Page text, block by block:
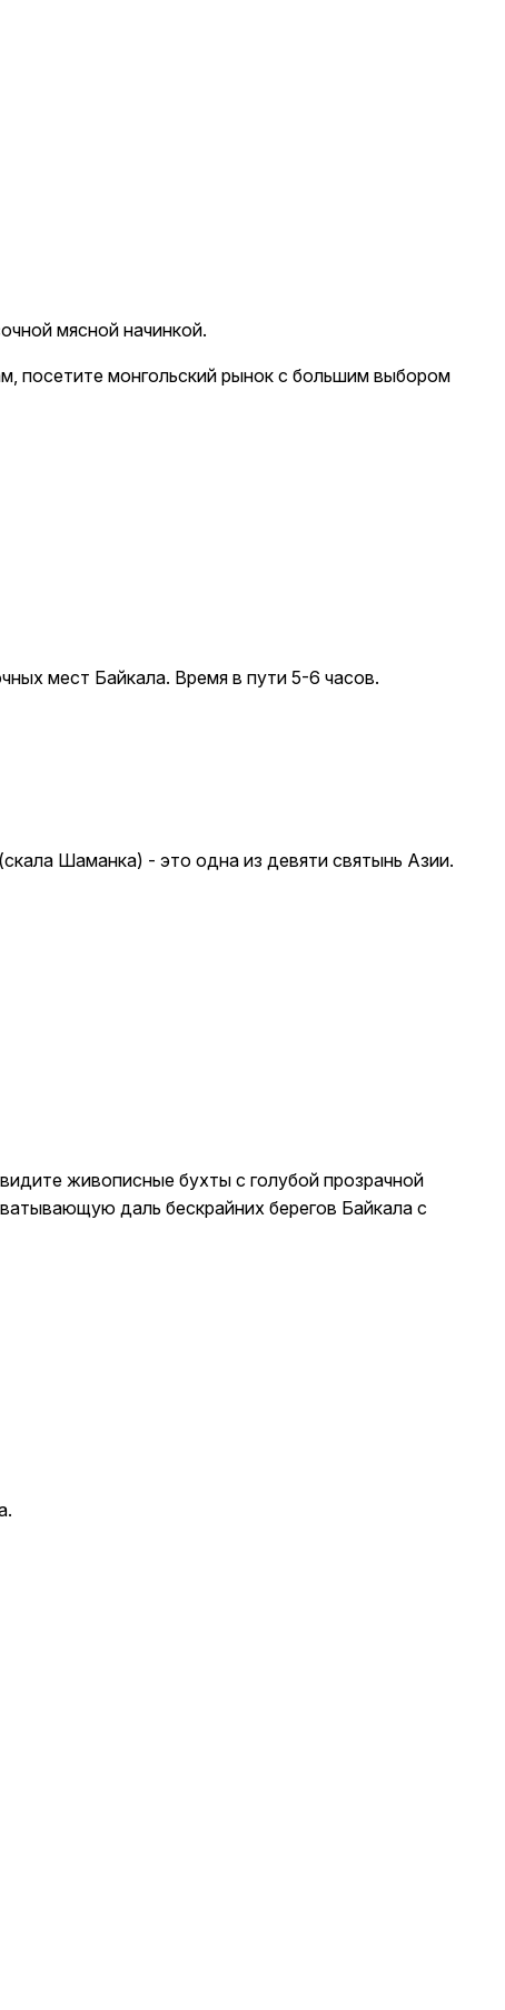
мясной начинкой.
посетите монгольский рынок с большим выбором
мест Байкала. Время в пути 5-6 часов.
Шаманка) - это одна из девяти святынь Азии.
живописные бухты с голубой прозрачной
даль бескрайних берегов Байкала с